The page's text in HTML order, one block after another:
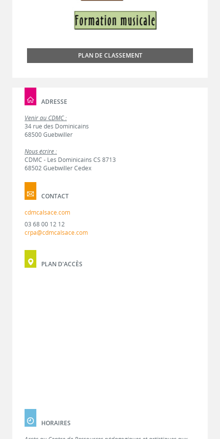
PLAN DE CLASSEMENT
ADRESSE
Venir au CDMC :
34 rue des Dominicains
68500 Guebwiller
Nous écrire :
CDMC - Les Dominicains CS 8713
68502 Guebwiller Cedex
CONTACT
cdmcalsace.com
03 68 00 12 12
crpa@cdmcalsace.com
PLAN D'ACCÈS
HORAIRES